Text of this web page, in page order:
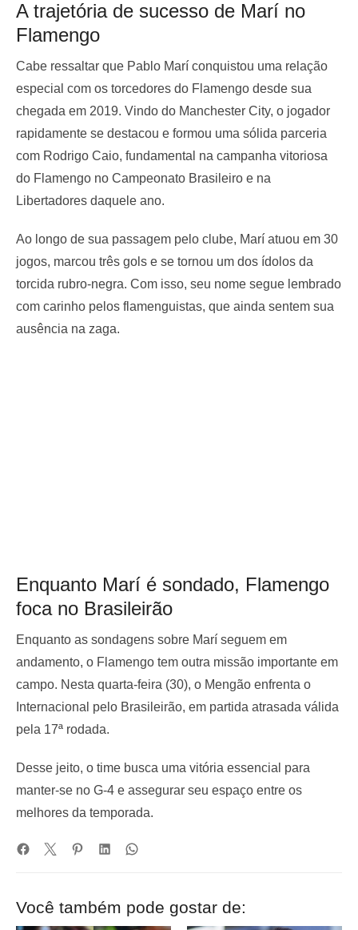
A trajetória de sucesso de Marí no
Flamengo
Cabe ressaltar que Pablo Marí conquistou uma relação
especial com os torcedores do Flamengo desde sua
chegada em 2019. Vindo do Manchester City, o jogador
rapidamente se destacou e formou uma sólida parceria
com Rodrigo Caio, fundamental na campanha vitoriosa
do Flamengo no Campeonato Brasileiro e na
Libertadores daquele ano.
Ao longo de sua passagem pelo clube, Marí atuou em 30
jogos, marcou três gols e se tornou um dos ídolos da
torcida rubro-negra. Com isso, seu nome segue lembrado
com carinho pelos flamenguistas, que ainda sentem sua
ausência na zaga.
Enquanto Marí é sondado, Flamengo
foca no Brasileirão
Enquanto as sondagens sobre Marí seguem em
andamento, o Flamengo tem outra missão importante em
campo. Nesta quarta-feira (30), o Mengão enfrenta o
Internacional pelo Brasileirão, em partida atrasada válida
pela 17ª rodada.
Desse jeito, o time busca uma vitória essencial para
manter-se no G-4 e assegurar seu espaço entre os
melhores da temporada.
Você também pode gostar de: